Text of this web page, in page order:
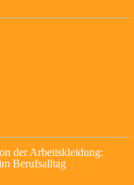
der Arbeitskleidung:
Berufsalltag